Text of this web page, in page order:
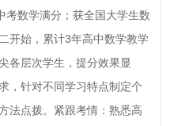
考数学满分；获全国大学生数
开始，累计3年高中数学教学
各层次学生，提分效果显
，针对不同学习特点制定个
法点拨。紧跟考情：熟悉高